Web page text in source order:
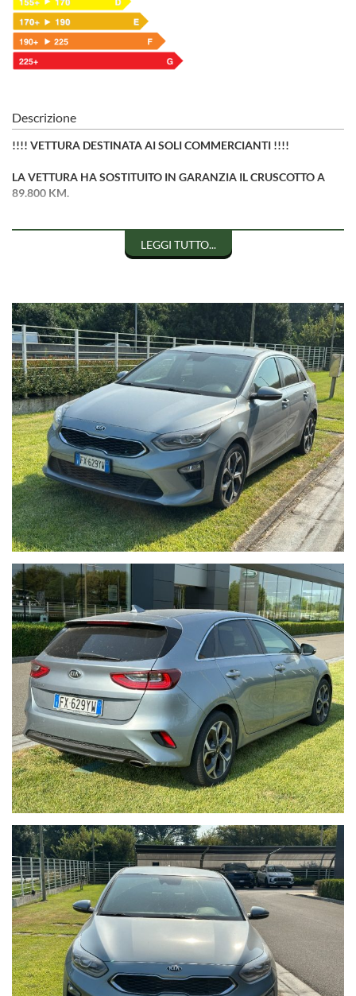
Descrizione
!!!! VETTURA DESTINATA AI SOLI COMMERCIANTI !!!!
LA VETTURA HA SOSTITUITO IN GARANZIA IL CRUSCOTTO A
89.800 KM.
VETTURA PER COMMERCIANTI NO PRIVATI
LEGGI TUTTO...